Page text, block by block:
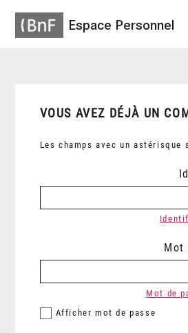
Espace Personnel
VOUS AVEZ DÉJÀ UN
Les champs avec un
Mot
Afficher mot de passe
Mot de